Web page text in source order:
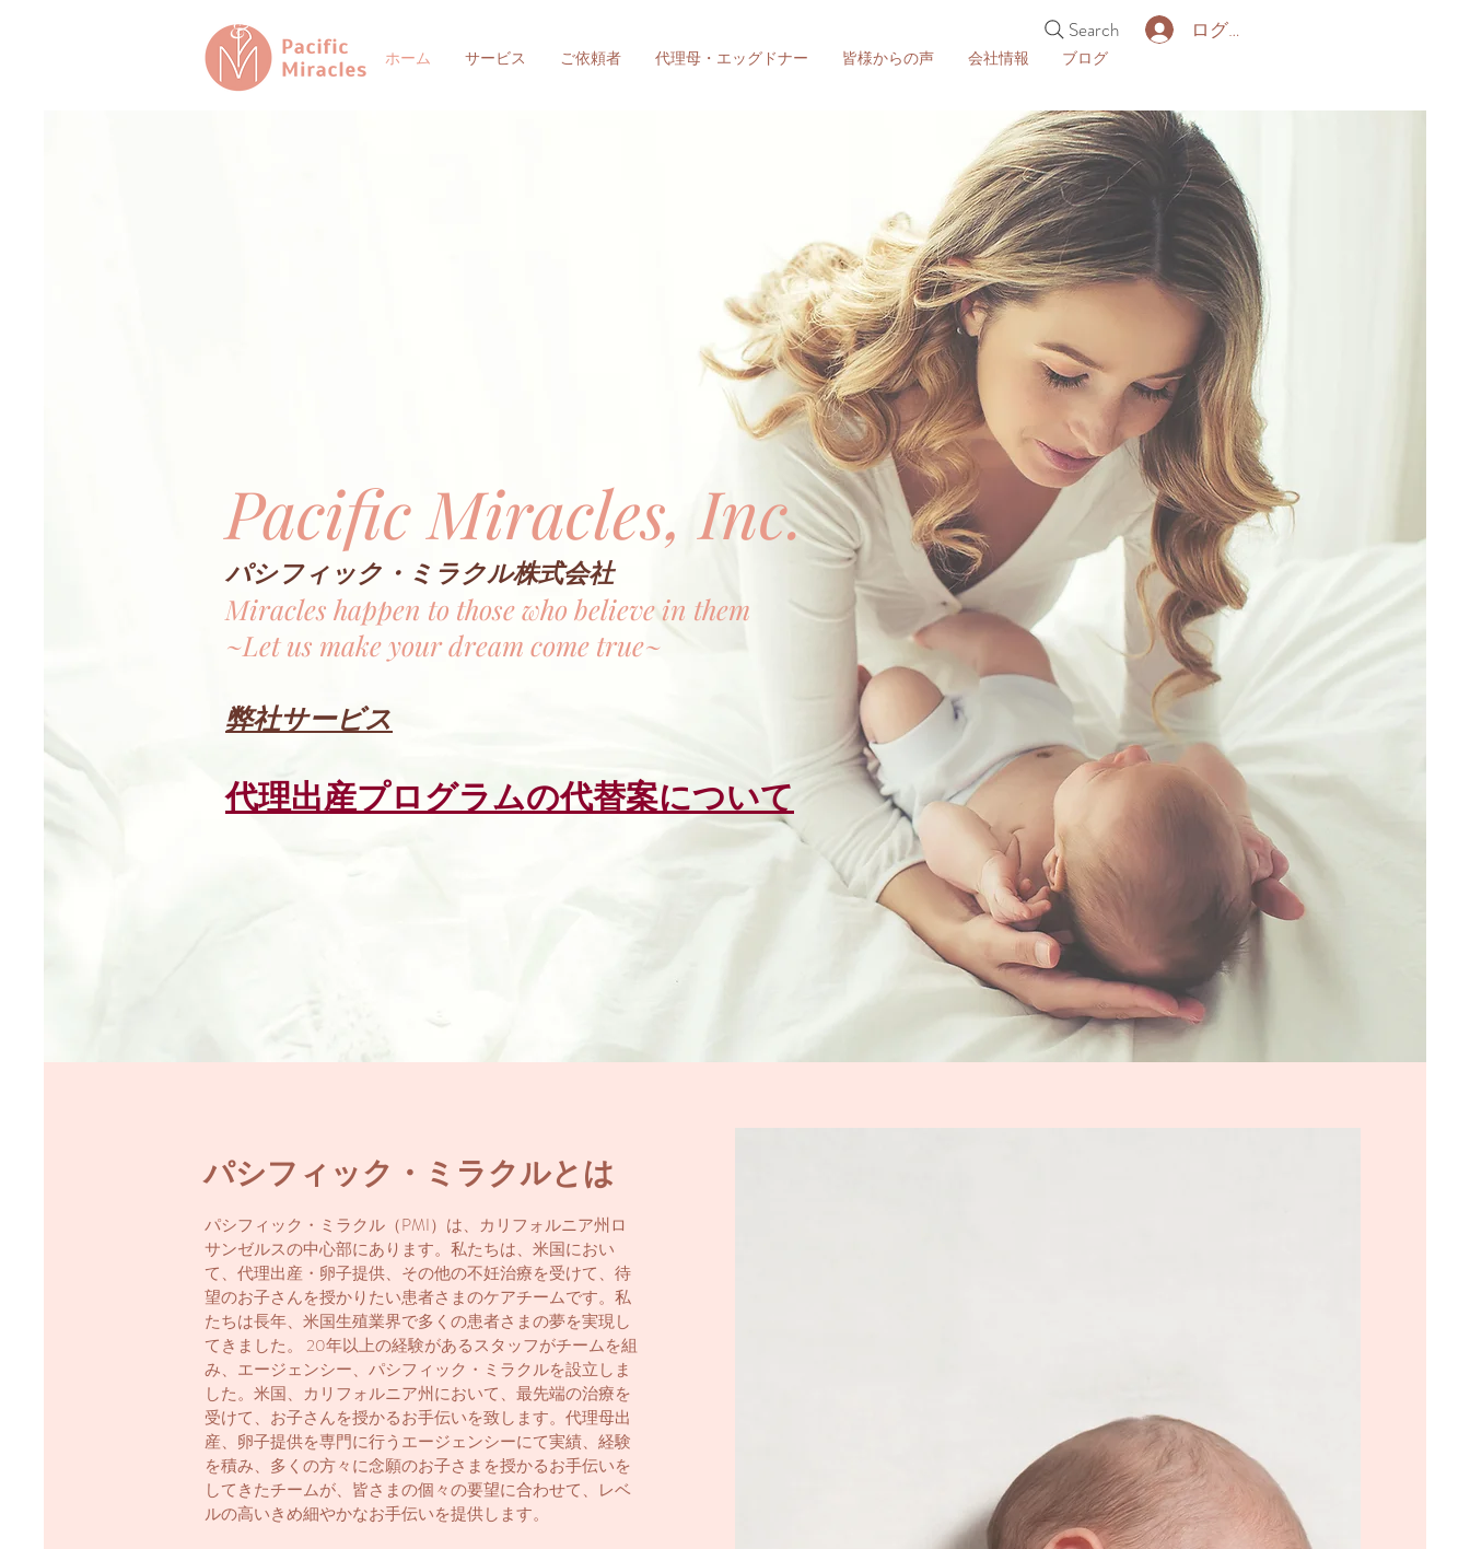
&
ホーム サービス ご依頼者 代理母・エッグドナー 皆様からの声 会社情報 ブログ
Search ログイン
​Pacific Miracles, Inc.
パシフィック・ミラクル株式会社
Miracles happen to those who believe in them
~Let us make your dream come true~
弊社サービス
代理出産プログラムの代替案について
パシフィック・ミラクルとは
パシフィック・ミラクル（PMI）は、カリフォルニア州ロ
サンゼルスの中心部にあります。私たちは、米国におい
て、代理出産・卵子提供、その他の不妊治療を受けて、待
望のお子さんを授かりたい患者さまのケアチームです。私
たちは長年、米国生殖業界で多くの患者さまの夢を実現し
てきました。 20年以上の経験があるスタッフがチームを組
み、エージェンシー、パシフィック・ミラクルを設立しま
した。米国、カリフォルニア州において、最先端の治療を
受けて、お子さんを授かるお手伝いを致します。代理母出
産、卵子提供を専門に行うエージェンシーにて実績、経験
を積み、多くの方々に念願のお子さまを授かるお手伝いを
してきたチームが、皆さまの個々の要望に合わせて、レベ
ルの高いきめ細やかなお手伝いを提供します。